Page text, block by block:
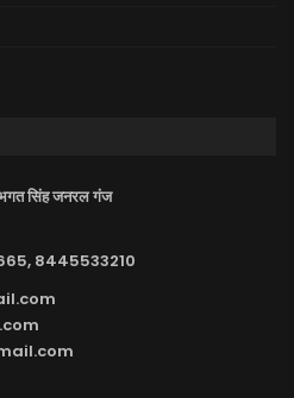
सिंह जनरल गंज
8445533210